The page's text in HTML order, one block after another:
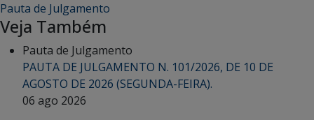
Pauta de Julgamento
Veja Também
Pauta de Julgamento
PAUTA DE JULGAMENTO N. 101/2026, DE 10 DE
AGOSTO DE 2026 (SEGUNDA-FEIRA).
06 ago 2026